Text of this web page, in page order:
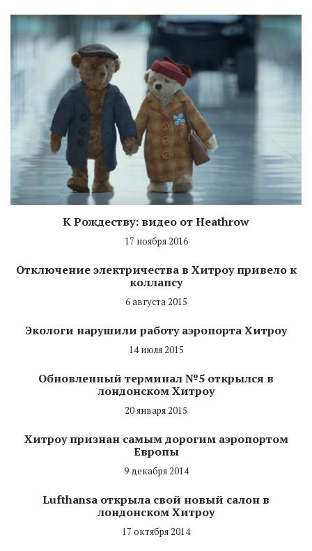
К Рождеству: видео от Heathrow
17 ноября 2016
Отключение электричества в Хитроу привело к
коллапсу
6 августа 2015
Экологи нарушили работу аэропорта Хитроу
14 июля 2015
Обновленный терминал №5 открылся в
лондонском Хитроу
20 января 2015
Хитроу признан самым дорогим аэропортом
Европы
9 декабря 2014
Lufthansa открыла свой новый салон в
лондонском Хитроу
17 октября 2014